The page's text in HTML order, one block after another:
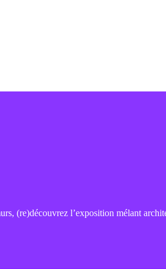
(re)découvrez l’exposition mélant